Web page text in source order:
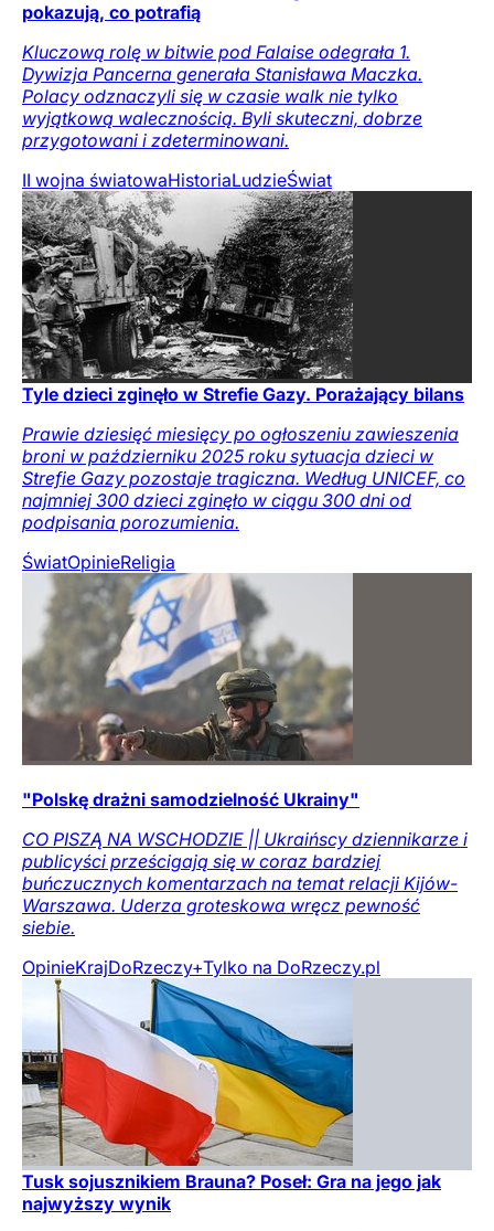
pokazują, co potrafią
Kluczową rolę w bitwie pod Falaise odegrała 1.
Dywizja Pancerna generała Stanisława Maczka.
Polacy odznaczyli się w czasie walk nie tylko
wyjątkową walecznością. Byli skuteczni, dobrze
przygotowani i zdeterminowani.
II wojna światowaHistoriaLudzieŚwiat
Tyle dzieci zginęło w Strefie Gazy. Porażający bilans
Prawie dziesięć miesięcy po ogłoszeniu zawieszenia
broni w październiku 2025 roku sytuacja dzieci w
Strefie Gazy pozostaje tragiczna. Według UNICEF, co
najmniej 300 dzieci zginęło w ciągu 300 dni od
podpisania porozumienia.
ŚwiatOpinieReligia
"Polskę drażni samodzielność Ukrainy"
CO PISZĄ NA WSCHODZIE || Ukraińscy dziennikarze i
publicyści prześcigają się w coraz bardziej
buńczucznych komentarzach na temat relacji Kijów-
Warszawa. Uderza groteskowa wręcz pewność
siebie.
OpinieKrajDoRzeczy+Tylko na DoRzeczy.pl
Tusk sojusznikiem Brauna? Poseł: Gra na jego jak
najwyższy wynik